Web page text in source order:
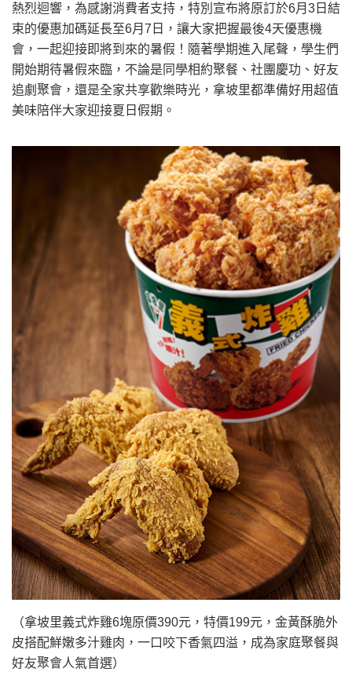
熱烈迴響，為感謝消費者支持，特別宣布將原訂於6月3日結
束的優惠加碼延長至6月7日，讓大家把握最後4天優惠機
會，一起迎接即將到來的暑假！隨著學期進入尾聲，學生們
開始期待暑假來臨，不論是同學相約聚餐、社團慶功、好友
追劇聚會，還是全家共享歡樂時光，拿坡里都準備好用超值
美味陪伴大家迎接夏日假期。
（拿坡里義式炸雞6塊原價390元，特價199元，金黃酥脆外
皮搭配鮮嫩多汁雞肉，一口咬下香氣四溢，成為家庭聚餐與
好友聚會人氣首選）